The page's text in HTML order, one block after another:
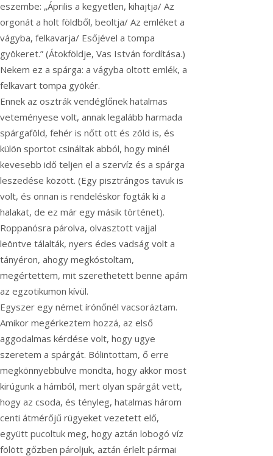
eszembe: „Április a kegyetlen, kihajtja/ Az
orgonát a holt földből, beoltja/ Az emléket a
vágyba, felkavarja/ Esőjével a tompa
gyökeret.” (Átokföldje, Vas István fordítása.)
Nekem ez a spárga: a vágyba oltott emlék, a
felkavart tompa gyökér.
Ennek az osztrák vendéglőnek hatalmas
veteményese volt, annak legalább harmada
spárgaföld, fehér is nőtt ott és zöld is, és
külön sportot csináltak abból, hogy minél
kevesebb idő teljen el a szervíz és a spárga
leszedése között. (Egy pisztrángos tavuk is
volt, és onnan is rendeléskor fogták ki a
halakat, de ez már egy másik történet).
Roppanósra párolva, olvasztott vajjal
leöntve tálalták, nyers édes vadság volt a
tányéron, ahogy megkóstoltam,
megértettem, mit szerethetett benne apám
az egzotikumon kívül.
Egyszer egy német írónőnél vacsoráztam.
Amikor megérkeztem hozzá, az első
aggodalmas kérdése volt, hogy ugye
szeretem a spárgát. Bólintottam, ő erre
megkönnyebbülve mondta, hogy akkor most
kirúgunk a hámból, mert olyan spárgát vett,
hogy az csoda, és tényleg, hatalmas három
centi átmérőjű rügyeket vezetett elő,
együtt pucoltuk meg, hogy aztán lobogó víz
fölött gőzben pároljuk, aztán érlelt pármai